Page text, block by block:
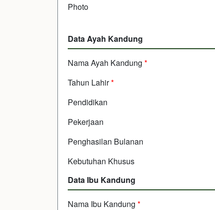
Photo
Data Ayah Kandung
Nama Ayah Kandung *
Tahun Lahir*
Pendidikan
Pekerjaan
Penghasilan Bulanan
Kebutuhan Khusus
Data Ibu Kandung
Nama Ibu Kandung *